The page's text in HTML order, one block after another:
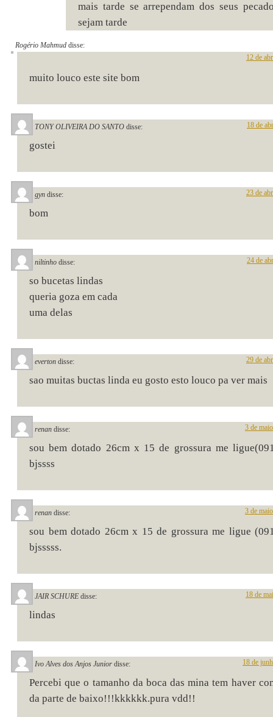
mais tarde se arrependam dos seus
sejam tarde
Rogério Mahmud disse:
12 de
muito louco este site bom
TONY OLIVEIRA DO SANTO disse: 18 de
gostei
gyn disse: 23 de
bom
niltinho disse: 24 de
so bucetas lindas
queria goza em cada
uma delas
everton disse: 29 de
sao muitas buctas linda eu gosto esto louco pa ver mais
renan disse: 3 de
sou bem dotado 26cm x 15 de grossura me
bjssss
renan disse: 3 de
sou bem dotado 26cm x 15 de grossura me ligue
bjsssss.
JAIR SCHURE disse: 18 de
lindas
Ivo Alves dos Anjos Junior disse: 18 de
Percebi que o tamanho da boca das mina tem haver
da parte de baixo!!!kkkkkk.pura vdd!!